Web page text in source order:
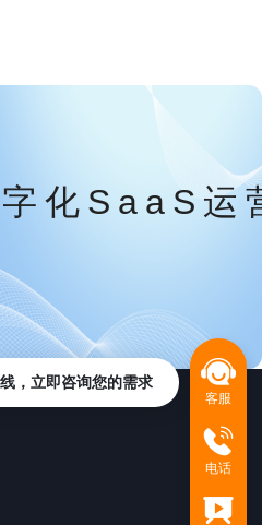
化SaaS运
客服
电话
，立即咨询您的需求